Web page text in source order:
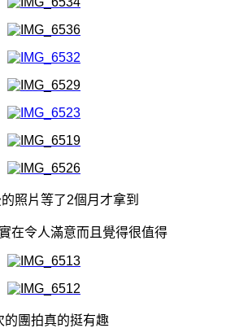
照片等了2個月才拿到
在令人滿意而且覺得很值得
的團拍真的挺有趣